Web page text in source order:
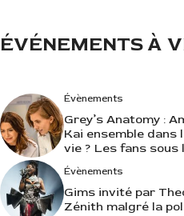
ÉVÉNEMENTS À
Évènements
Grey’s Anatomy :
Kai ensemble dans
vie ? Les fans sous
Évènements
Gims invité par
Zénith malgré la